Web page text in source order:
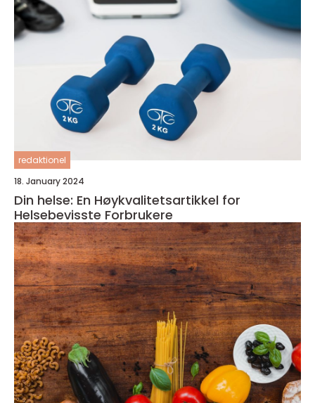
redaktionel
18. January 2024
Din helse: En Høykvalitetsartikkel for
Helsebevisste Forbrukere